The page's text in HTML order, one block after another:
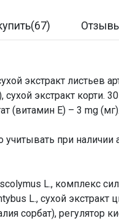
экстракт листьев
экстракт корти.
(витамин Е) – 3 mg (мг).
при наличии
L., комплекс
L., сухой экстракт
сорбат), регулятор